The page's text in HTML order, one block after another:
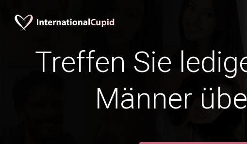
Treffen Sie
Männer